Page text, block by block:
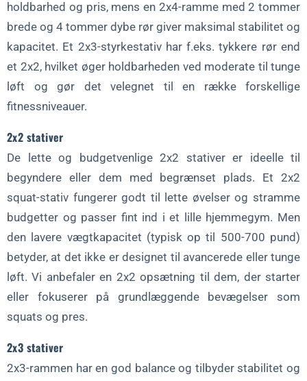
holdbarhed og pris, mens en 2x4-ramme med 2 tommer
brede og 4 tommer dybe rør giver maksimal stabilitet og
kapacitet. Et 2x3-styrkestativ har f.eks. tykkere rør end
et 2x2, hvilket øger holdbarheden ved moderate til tunge
løft og gør det velegnet til en række forskellige
fitnessniveauer.
2x2 stativer
De lette og budgetvenlige 2x2 stativer er ideelle til
begyndere eller dem med begrænset plads. Et 2x2
squat-stativ fungerer godt til lette øvelser og stramme
budgetter og passer fint ind i et lille hjemmegym. Men
den lavere vægtkapacitet (typisk op til 500-700 pund)
betyder, at det ikke er designet til avancerede eller tunge
løft. Vi anbefaler en 2x2 opsætning til dem, der starter
eller fokuserer på grundlæggende bevægelser som
squats og pres.
2x3 stativer
2x3-rammen har en god balance og tilbyder stabilitet og